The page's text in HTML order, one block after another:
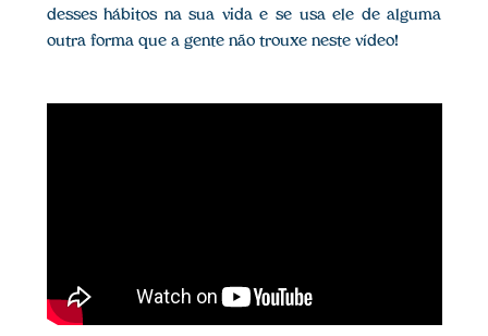
desses hábitos na sua vida e se usa ele de alguma
outra forma que a gente não trouxe neste vídeo!